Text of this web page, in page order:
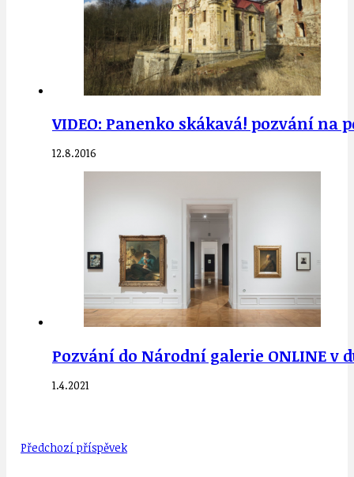
VIDEO: Panenko skákavá! pozvání na
12.8.2016
Pozvání do Národní galerie ONLINE v
1.4.2021
Předchozí příspěvek